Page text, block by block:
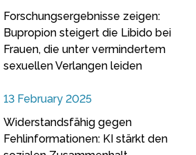
Forschungsergebnisse zeigen:
Bupropion steigert die Libido bei
Frauen, die unter vermindertem
sexuellen Verlangen leiden
13 February 2025
Widerstandsfähig gegen
Fehlinformationen: KI stärkt den